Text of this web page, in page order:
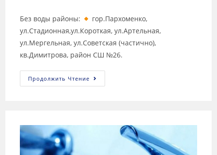
Без воды районы:
гор.Пархоменко,
ул.Стадионная,ул.Короткая, ул.Артельная,
ул.Мергельная, ул.Советская (частично),
кв.Димитрова, район СШ №26.
Продолжить Чтение